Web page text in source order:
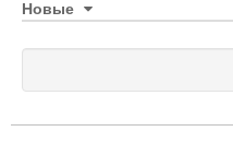
Новые